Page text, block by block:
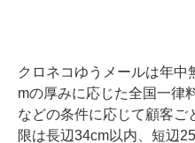
クロネコゆうメールは年中
mの厚みに応じた全国一律
などの条件に応じて顧客ご
限は長辺34cm以内、短辺